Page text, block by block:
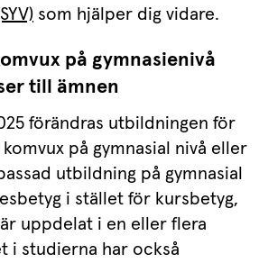
som hjälper dig vidare.
på gymnasienivå
till ämnen
förändras utbildningen för
på gymnasial nivå eller
utbildning på gymnasial
i stället för kursbetyg,
uppdelat i en eller flera
i studierna har också